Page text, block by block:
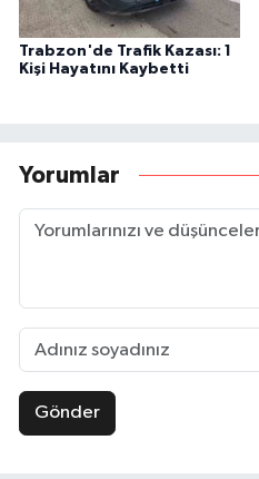
Trabzon'de Trafik Kazası: 1
Kişi Hayatını Kaybetti
Yorumlar
Gönder